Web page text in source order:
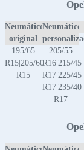
Neumático
original
Neumático
195/65
R15|205/60
R15
205/55
R16|215/45
R17|225/45
R17|235/40
R17